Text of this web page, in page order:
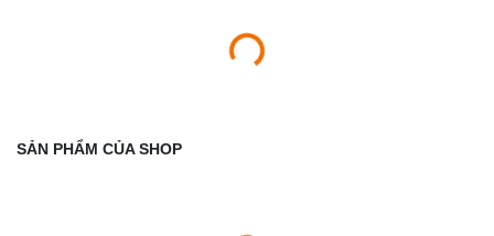
SẢN PHẨM CỦA SHOP